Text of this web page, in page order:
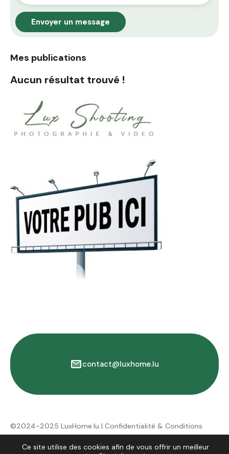
Envoyer un message
Mes publications
Aucun résultat trouvé !
contact@luxhome.lu
©2024-2025 LuxHome.lu | Confidentialité & Conditions
d'utilisation
Ce site utilise des cookies afin de vous offrir un meilleur